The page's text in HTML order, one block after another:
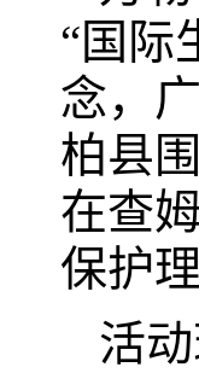
“国际
念，
柏县
在查
保护
活